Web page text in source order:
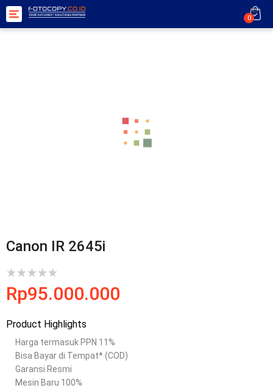
Toggle
navigation
0
Canon IR 2645i
Rp95.000.000
Product Highlights
Harga termasuk PPN 11%
Bisa Bayar di Tempat* (COD)
Garansi Resmi
Mesin Baru 100%